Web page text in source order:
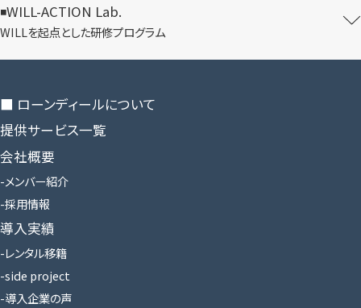
WILL-ACTION Lab.
WILLを​起点とした​研修プログラム
■ ローンディールに​ついて
提供サービス一覧
会社概要
メンバー紹介
採用情報
導入実績
レンタル移籍
side project
導入企業の声